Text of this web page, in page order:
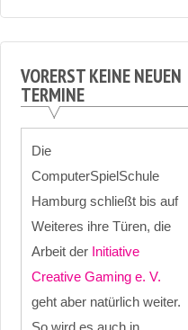
VORERST KEINE NEUEN
TERMINE
Die
ComputerSpielSchule
Hamburg schließt bis auf
Weiteres ihre Türen, die
Arbeit der Initiative
Creative Gaming e. V.
geht aber natürlich weiter.